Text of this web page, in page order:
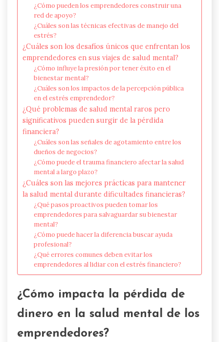
¿Cómo pueden los emprendedores construir una
red de apoyo?
¿Cuáles son las técnicas efectivas de manejo del
estrés?
¿Cuáles son los desafíos únicos que enfrentan los
emprendedores en sus viajes de salud mental?
¿Cómo influye la presión por tener éxito en el
bienestar mental?
¿Cuáles son los impactos de la percepción pública
en el estrés emprendedor?
¿Qué problemas de salud mental raros pero
significativos pueden surgir de la pérdida
financiera?
¿Cuáles son las señales de agotamiento entre los
dueños de negocios?
¿Cómo puede el trauma financiero afectar la salud
mental a largo plazo?
¿Cuáles son las mejores prácticas para mantener
la salud mental durante dificultades financieras?
¿Qué pasos proactivos pueden tomar los
emprendedores para salvaguardar su bienestar
mental?
¿Cómo puede hacer la diferencia buscar ayuda
profesional?
¿Qué errores comunes deben evitar los
emprendedores al lidiar con el estrés financiero?
¿Cómo impacta la pérdida de
dinero en la salud mental de los
emprendedores?